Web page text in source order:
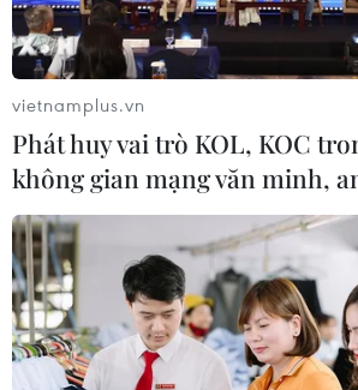
vietnamplus.vn
Phát huy vai trò KOL, KOC
không gian mạng văn minh,